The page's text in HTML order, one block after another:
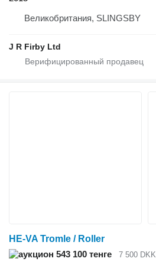
Великобритания, SLINGSBY
J R Firby Ltd
HE-VA Tromle / Roller
543 100 тенге
7 500 DKK